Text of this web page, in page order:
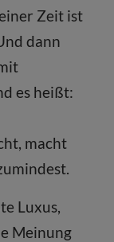
Zeit ist
dann
es heißt:
macht
Luxus,
Meinung